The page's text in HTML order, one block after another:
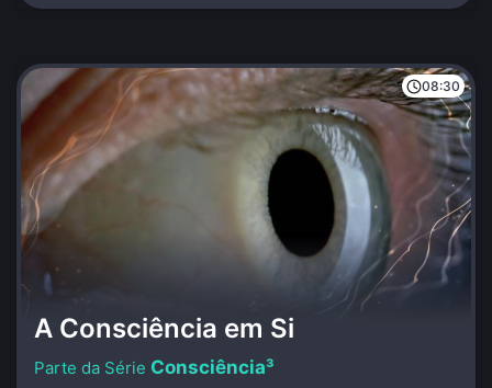
08:30
A Consciência em Si
Consciência³